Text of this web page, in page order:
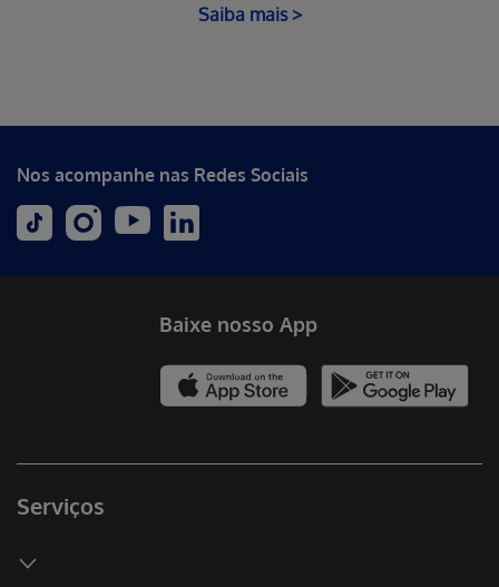
Saiba mais
Nos acompanhe nas Redes Sociais
Serviços
Baixe nosso App